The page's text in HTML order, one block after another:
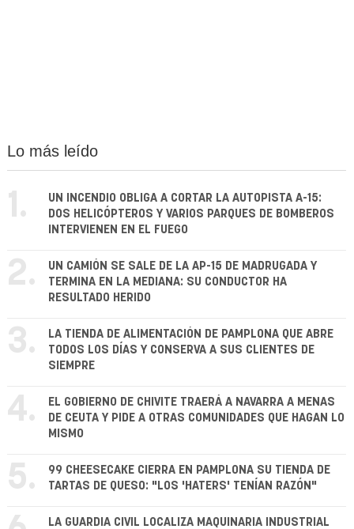
Lo más leído
1.
UN INCENDIO OBLIGA A CORTAR LA AUTOPISTA A-15:
DOS HELICÓPTEROS Y VARIOS PARQUES DE BOMBEROS
INTERVIENEN EN EL FUEGO
2.
UN CAMIÓN SE SALE DE LA AP-15 DE MADRUGADA Y
TERMINA EN LA MEDIANA: SU CONDUCTOR HA
RESULTADO HERIDO
3.
LA TIENDA DE ALIMENTACIÓN DE PAMPLONA QUE ABRE
TODOS LOS DÍAS Y CONSERVA A SUS CLIENTES DE
SIEMPRE
4.
EL GOBIERNO DE CHIVITE TRAERÁ A NAVARRA A MENAS
DE CEUTA Y PIDE A OTRAS COMUNIDADES QUE HAGAN LO
MISMO
5.
99 CHEESECAKE CIERRA EN PAMPLONA SU TIENDA DE
TARTAS DE QUESO: "LOS 'HATERS' TENÍAN RAZÓN"
LA GUARDIA CIVIL LOCALIZA MAQUINARIA INDUSTRIAL